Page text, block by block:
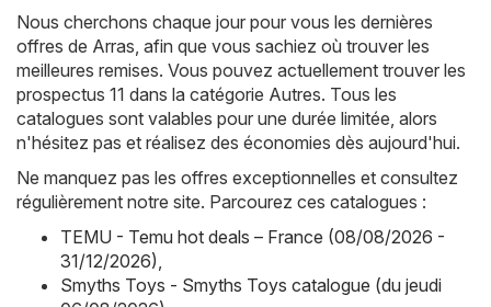
Nous cherchons chaque jour pour vous les dernières
offres de Arras, afin que vous sachiez où trouver les
meilleures remises. Vous pouvez actuellement trouver les
prospectus 11 dans la catégorie Autres. Tous les
catalogues sont valables pour une durée limitée, alors
n'hésitez pas et réalisez des économies dès aujourd'hui.
Ne manquez pas les offres exceptionnelles et consultez
régulièrement notre site. Parcourez ces catalogues :
TEMU - Temu hot deals – France (08/08/2026 -
31/12/2026),
Smyths Toys - Smyths Toys catalogue (du jeudi